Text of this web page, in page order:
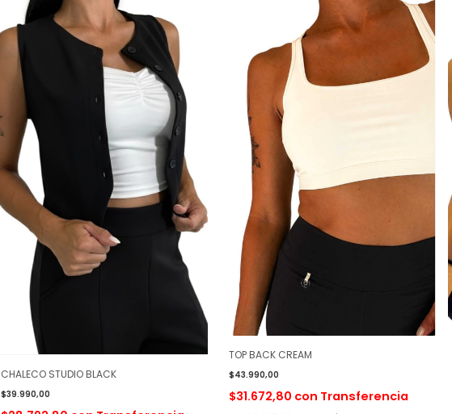
CHALECO STUDIO BLACK
$39.990,00
TOP BACK CREAM
$43.990,00
$31.672,80 con Transferencia